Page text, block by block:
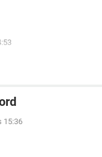
15:36